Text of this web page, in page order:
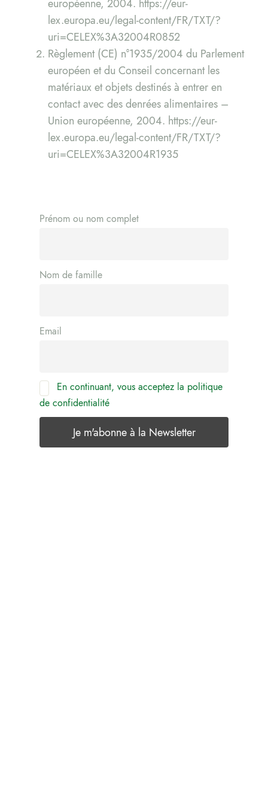
européenne, 2004. https://eur-
lex.europa.eu/legal-content/FR/TXT/?
uri=CELEX%3A32004R0852
Règlement (CE) n°1935/2004 du Parlement
européen et du Conseil concernant les
matériaux et objets destinés à entrer en
contact avec des denrées alimentaires –
Union européenne, 2004. https://eur-
lex.europa.eu/legal-content/FR/TXT/?
uri=CELEX%3A32004R1935
Prénom ou nom complet
Nom de famille
Email
En continuant, vous acceptez la politique
de confidentialité